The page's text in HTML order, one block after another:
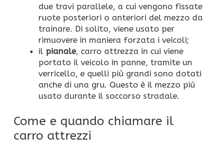
due travi parallele, a cui vengono fissate
ruote posteriori o anteriori del mezzo da
trainare. Di solito, viene usato per
rimuovere in maniera forzata i veicoli;
il pianale, carro attrezza in cui viene
portato il veicolo in panne, tramite un
verricello, e quelli più grandi sono dotati
anche di una gru. Questo è il mezzo più
usato durante il soccorso stradale.
Come e quando chiamare il
carro attrezzi